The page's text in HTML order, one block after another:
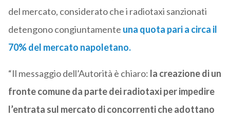
del mercato, considerato che i radiotaxi sanzionati
detengono congiuntamente una quota pari a circa il
70% del mercato napoletano.
“Il messaggio dell’Autorità è chiaro: la creazione di un
fronte comune da parte dei radiotaxi per impedire
l’entrata sul mercato di concorrenti che adottano